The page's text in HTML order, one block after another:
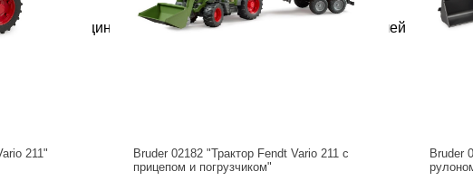
медицинское обследование в клинике перед сдачей
211"
Bruder 02182 "Трактор Fendt Vario 211 с
прицепом и погрузчиком"
Bruder